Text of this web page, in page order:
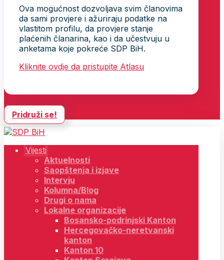
Ova mogućnost dozvoljava svim članovima
da sami provjere i ažuriraju podatke na
vlastitom profilu, da provjere stanje
plaćenih članarina, kao i da učestvuju u
anketama koje pokreće SDP BiH.
Kliknite ovdje da pristupite Atlasu
Pridruži se!
Vijesti
Aktuelnosti
Saopštenja i izjave
Intervju
Kolumna/Blog
Drugi o nama
Lokalne organizacije
Bosansko-podrinjski Kanton
Hercegovačko-neretvanski
kanton
Kanton 10